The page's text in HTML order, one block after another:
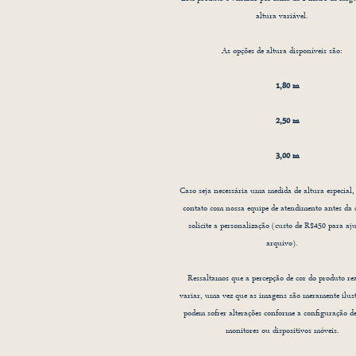
altura variável.
As opções de altura disponíveis são:
1,80 m
2,50 m
3,00 m
Caso seja necessária uma medida de altura
contato com nossa equipe de atendimento antes da
solicite a personalização (custo de R$450 para
arquivo).
Ressaltamos que a percepção de cor do produto
variar, uma vez que as imagens são meramente
podem sofrer alterações conforme a configuração
monitores ou dispositivos móveis.